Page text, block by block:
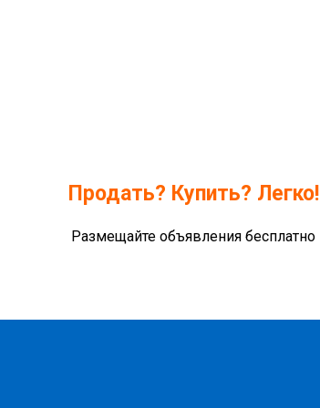
Продать? Купить? Легко!
Размещайте объявления бесплатно